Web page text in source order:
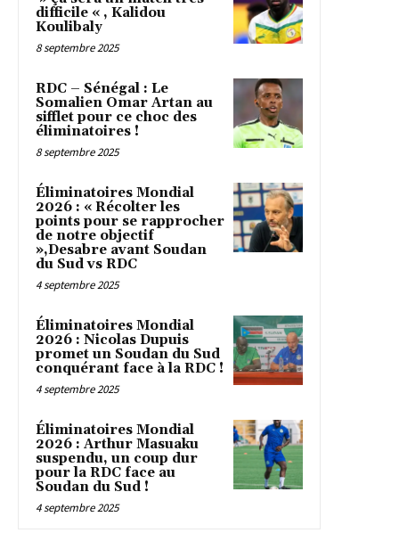
difficile « , Kalidou
Koulibaly
8 septembre 2025
RDC – Sénégal : Le
Somalien Omar Artan au
sifflet pour ce choc des
éliminatoires !
8 septembre 2025
Éliminatoires Mondial
2026 : « Récolter les
points pour se rapprocher
de notre objectif
»,Desabre avant Soudan
du Sud vs RDC
4 septembre 2025
Éliminatoires Mondial
2026 : Nicolas Dupuis
promet un Soudan du Sud
conquérant face à la RDC !
4 septembre 2025
Éliminatoires Mondial
2026 : Arthur Masuaku
suspendu, un coup dur
pour la RDC face au
Soudan du Sud !
4 septembre 2025